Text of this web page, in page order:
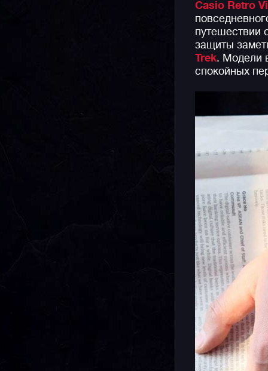
Casio Retro
путешествии
защиты
Trek. Модели
спокойных